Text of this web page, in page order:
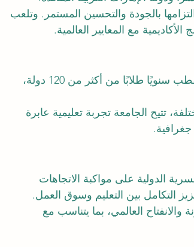
بالجودة والتحسين المستمر. وتلعب
مع المعايير العالمية.
تنعكس الطبيعة العالمية للجامعة في تنوع طلبتها، حيث تستقطب سنويًا طلابًا من أكثر من 120 دولة،
تتيح الجامعة تجربة تعليمية عابرة
الدولية على مواكبة الاتجاهات
التكامل بين التعليم وسوق العمل.
والانفتاح العالمي، بما يتناسب مع